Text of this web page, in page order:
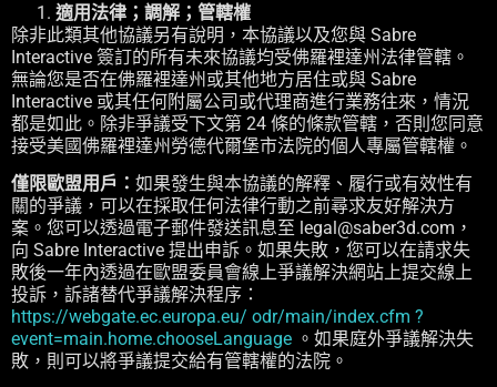
適用法律；調解；管轄權
除非此類其他協議另有說明，本協議以及您與 Sabre
Interactive 簽訂的所有未來協議均受佛羅裡達州法律管轄。
無論您是否在佛羅裡達州或其他地方居住或與 Sabre
Interactive 或其任何附屬公司或代理商進行業務往來，情況
都是如此。除非爭議受下文第 24 條的條款管轄，否則您同意
接受美國佛羅裡達州勞德代爾堡市法院的個人專屬管轄權。
僅限歐盟用戶： 如果發生與本協議的解釋、履行或有效性有
關的爭議，可以在採取任何法律行動之前尋求友好解決方
案。您可以透過電子郵件發送訊息至 legal@saber3d.com，
向 Sabre Interactive 提出申訴。如果失敗，您可以在請求失
敗後一年內透過在歐盟委員會線上爭議解決網站上提交線上
投訴，訴諸替代爭議解決程序：
https://webgate.ec.europa.eu/ odr/main/index.cfm ?
event=main.home.chooseLanguage 。如果庭外爭議解決失
敗，則可以將爭議提交給有管轄權的法院。